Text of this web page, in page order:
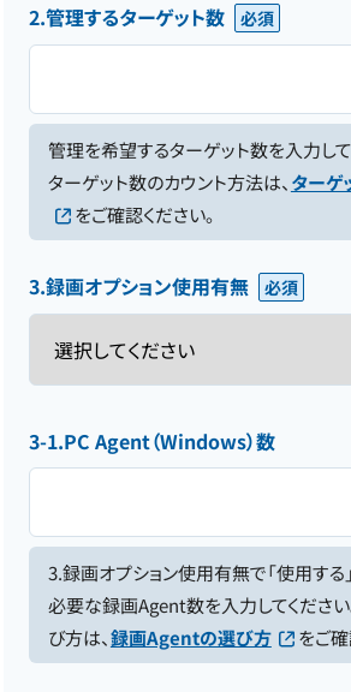
2.管理するターゲット数
管理を希望するターゲット数を入力して
ターゲット数のカウント方法は、 ターゲ
をご確認ください。
3.録画オプション使用有無
3-1.PC Agent（Windows）数
3.録画オプション使用有無で「使用する
必要な録画Agent数を入力してくださ
び方は、録画Agentの選び方 をご確